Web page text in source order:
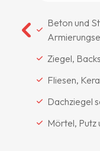
Beton und
Ziegel,
Fliesen,
Dachziegel
Mörtel, Putz